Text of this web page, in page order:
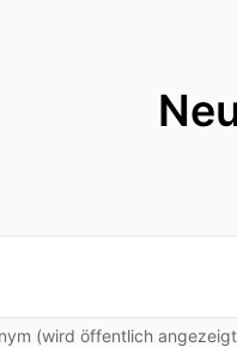
(wird öffentlich